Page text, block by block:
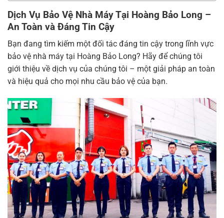
Dịch Vụ Bảo Vệ Nhà Máy Tại Hoàng Bảo Long –
An Toàn và Đáng Tin Cậy
Bạn đang tìm kiếm một đối tác đáng tin cậy trong lĩnh vực
bảo vệ nhà máy tại Hoàng Bảo Long? Hãy để chúng tôi
giới thiệu về dịch vụ của chúng tôi – một giải pháp an toàn
và hiệu quả cho mọi nhu cầu bảo vệ của bạn.